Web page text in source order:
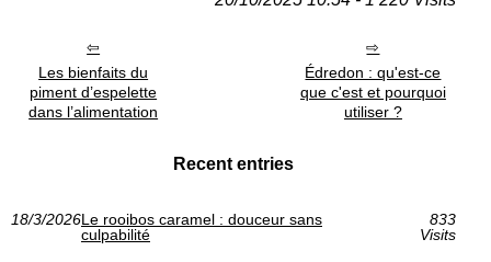
Les bienfaits du
piment d’espelette
dans l’alimentation
Édredon : qu'est-ce
que c'est et pourquoi
utiliser ?
Recent entries
18/3/2026Le rooibos caramel : douceur sans
culpabilité
833
Visits